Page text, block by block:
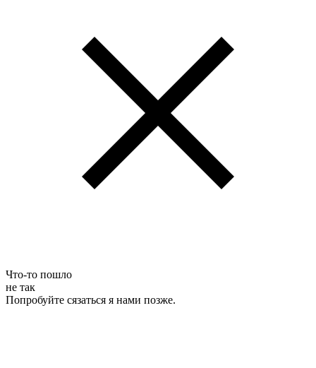
Что-то пошло
не так
Попробуйте сязаться я нами позже.